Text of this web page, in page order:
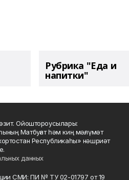
Рубрика "Еда и
напитки"
Ойоштороусылары:
Матбуғат һәм киң мәғлүмәт
Республикаһы» нәшриәт
данных
СМИ: ПИ № ТУ 02-01797 от 19